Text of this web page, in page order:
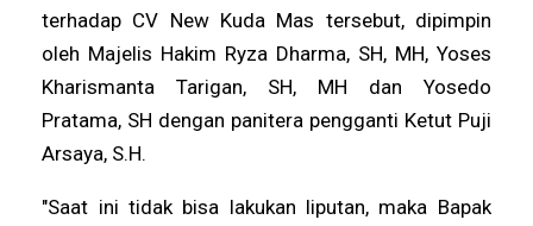
terhadap CV New Kuda Mas tersebut, dipimpin
oleh Majelis Hakim Ryza Dharma, SH, MH, Yoses
Kharismanta Tarigan, SH, MH dan Yosedo
Pratama, SH dengan panitera pengganti Ketut Puji
Arsaya, S.H.
"Saat ini tidak bisa lakukan liputan, maka Bapak